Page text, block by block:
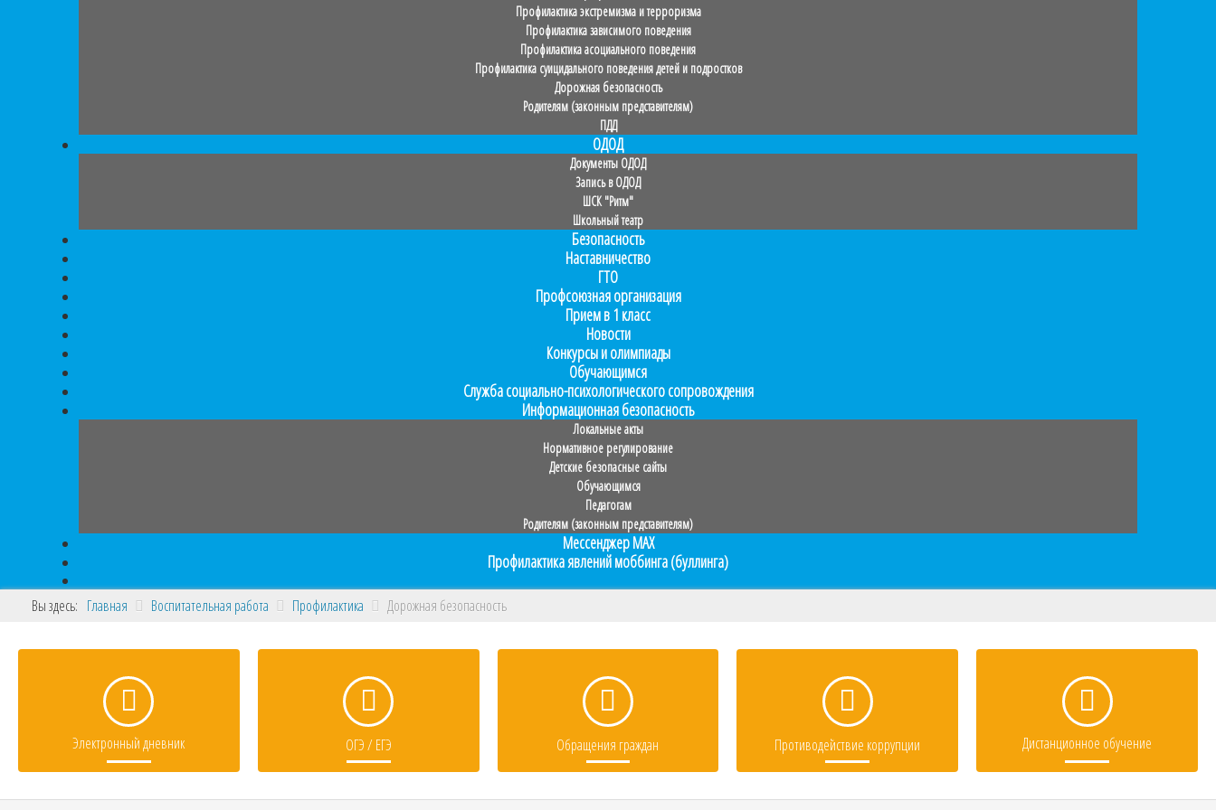
Профилактика экстремизма и терроризма
Профилактика зависимого поведения
Профилактика асоциального поведения
Профилактика суицидального поведения детей и подростков
Дорожная безопасность
Родителям (законным представителям)
ПДД
ОДОД
Документы ОДОД
Запись в ОДОД
ШСК "Ритм"
Школьный театр
Безопасность
Наставничество
ГТО
Профсоюзная организация
Прием в 1 класс
Новости
Конкурсы и олимпиады
Обучающимся
Служба социально-психологического сопровождения
Информационная безопасность
Локальные акты
Нормативное регулирование
Детские безопасные сайты
Обучающимся
Педагогам
Родителям (законным представителям)
Мессенджер MAX
Профилактика явлений моббинга (буллинга)
Вы здесь: Главная Воспитательная работа Профилактика Дорожная безопасность
Электронный дневник ОГЭ / ЕГЭ Обращения граждан Противодействие коррупции Дистанционное обучение